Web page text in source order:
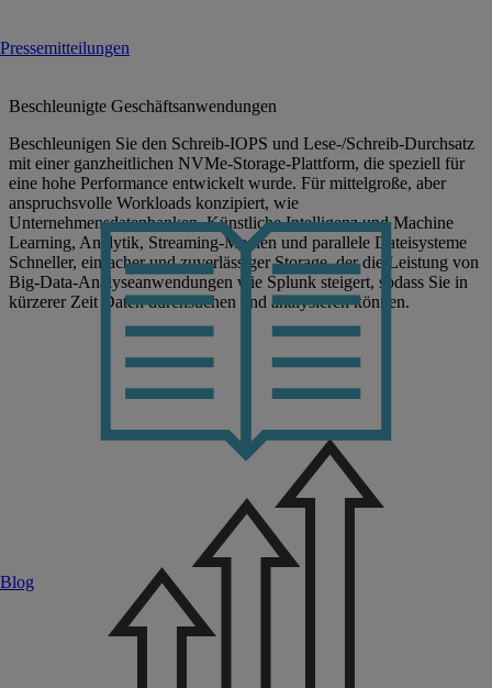
Pressemitteilungen
Blog
Beschleunigte Geschäftsanwendungen
Beschleunigen Sie den Schreib-IOPS und Lese-/Schreib-Durchsatz
mit einer ganzheitlichen NVMe-Storage-Plattform, die speziell für
eine hohe Performance entwickelt wurde. Für mittelgroße, aber
anspruchsvolle Workloads konzipiert, wie
Unternehmensdatenbanken, Künstliche Intelligenz und Machine
Learning, Analytik, Streaming-Medien und parallele Dateisysteme
Schneller, einfacher und zuverlässiger Storage, der die Leistung von
Big-Data-Analyseanwendungen wie Splunk steigert, sodass Sie in
kürzerer Zeit Daten durchsuchen und analysieren können.